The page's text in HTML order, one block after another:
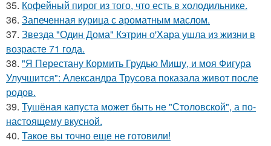
35. Кофейный пирог из того, что есть в холодильнике.
36. Запеченная курица с ароматным маслом.
37. Звезда "Один Дома" Кэтрин о'Хара ушла из жизни в
возрасте 71 года.
38. "Я Перестану Кормить Грудью Мишу, и моя Фигура
Улучшится": Александра Трусова показала живот после
родов.
39. Тушёная капуста может быть не "Столовской", а по-
настоящему вкусной.
40. Такое вы точно еще не готовили!